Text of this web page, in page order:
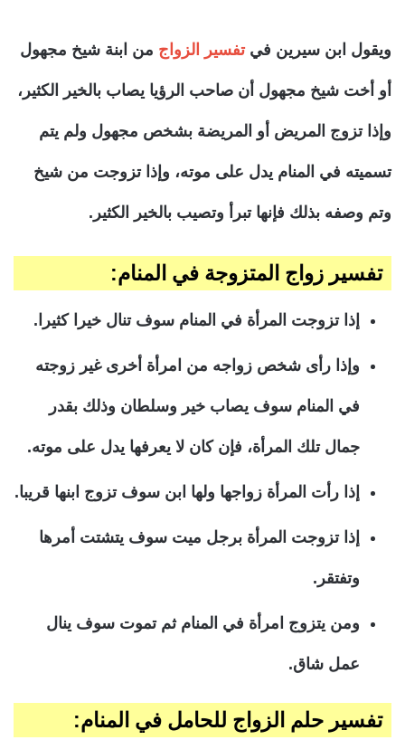
ويقول ابن سيرين فيتفسير الزواج من ابنة شيخ مجهول
أو أخت شيخ مجهول أن صاحب الرؤيا يصاب بالخير الكثير،
وإذا تزوج المريض أو المريضة بشخص مجهول ولم يتم
تسميته في المنام يدل على موته، وإذا تزوجت من شيخ
وتم وصفه بذلك فإنها تبرأ وتصيب بالخير الكثير.
تفسير زواج المتزوجة في المنام:
إذا تزوجت المرأة في المنام سوف تنال خيرا كثيرا.
وإذا رأى شخص زواجه من امرأة أخرى غير زوجته
في المنام سوف يصاب خير وسلطان وذلك بقدر
جمال تلك المرأة، فإن كان لا يعرفها يدل على موته.
إذا رأت المرأة زواجها ولها ابن سوف تزوج ابنها قريبا.
إذا تزوجت المرأة برجل ميت سوف يتشتت أمرها
وتفتقر.
ومن يتزوج امرأة في المنام ثم تموت سوف ينال
عمل شاق.
تفسير حلم الزواج للحامل في المنام: